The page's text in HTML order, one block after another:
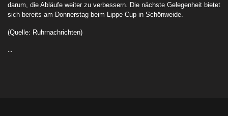
darum, die Abläufe weiter zu verbessern. Die nächste Gelegenheit bietet
sich bereits am Donnerstag beim Lippe-Cup in Schönweide.
(Quelle: Ruhrnachrichten)
...